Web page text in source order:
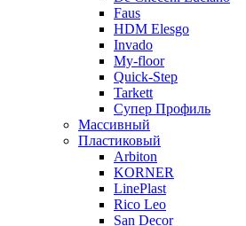
Faus
HDM Elesgo
Invado
My-floor
Quick-Step
Tarkett
Супер Профиль
Массивный
Пластиковый
Arbiton
KORNER
LinePlast
Rico Leo
San Decor